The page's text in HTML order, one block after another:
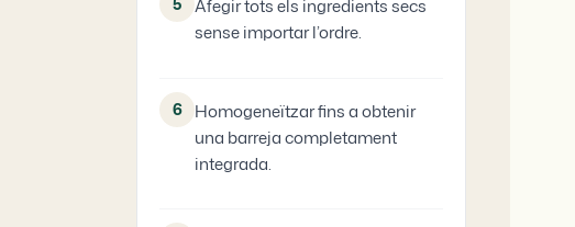
Afegir tots els ingredients secs
sense importar l’ordre.
6
Homogeneïtzar fins a obtenir
una barreja completament
integrada.